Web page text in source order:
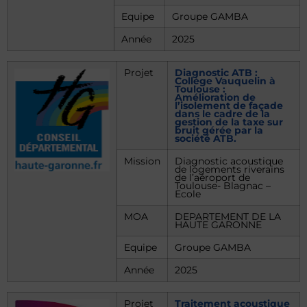
Equipe
Groupe GAMBA
Année
2025
Projet Diagnostic ATB :
Collège Vauquelin à
Toulouse :
Amélioration de
l’isolement de façade
dans le cadre de la
gestion de la taxe sur
bruit gérée par la
société ATB.
Mission
Diagnostic acoustique
de logements riverains
de l’aéroport de
Toulouse- Blagnac –
Ecole
MOA
DEPARTEMENT DE LA
HAUTE GARONNE
Equipe
Groupe GAMBA
Année
2025
Projet Traitement acoustique